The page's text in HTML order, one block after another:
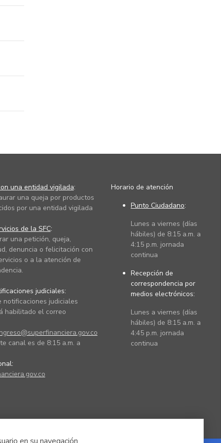
una entidad vigilada:
una queja por productos
por una entidad vigilada
de la SFC:
una petición, queja,
denuncia o felicitación con
o a la atención de
judiciales:
notificaciones judiciales
habilitado el correo
canal es de 8:15 a.m. a
Horario de atención
Punto Ciudadano:
Lunes a viernes (días
hábiles) de 8:15 a.m. a
4:15 p.m. jornada
continua
Recepción de
correspondencia por
medios electrónicos:
Lunes a viernes (días
hábiles) de 8:15 a.m. a
4:45 p.m. jornada
continua